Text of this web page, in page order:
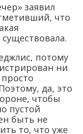
заявил
что
потому
ни
да, это
чтобы
пустой
быть не
то, что уже